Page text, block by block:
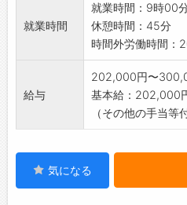
※従事すべき業務
ニア
就業時間
就業時間：9時00
休憩時間：45分
時間外労働時間：
給与
202,000円〜
基本給：202,000
（その他の手当等
気になる